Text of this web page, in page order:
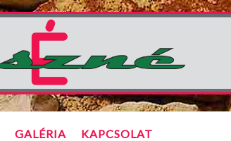
GALÉRIA KAPCSOLAT